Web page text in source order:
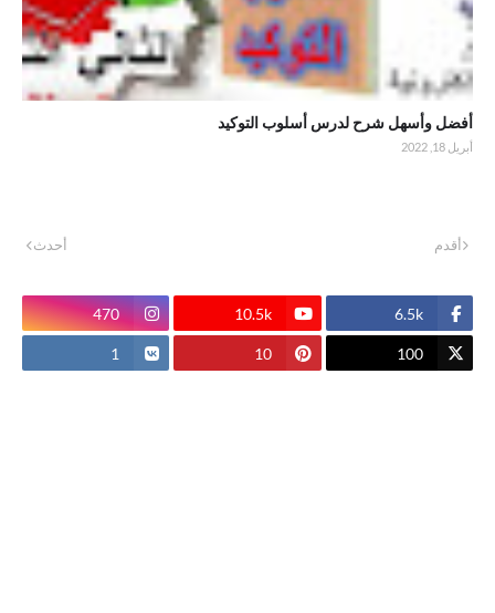
أفضل وأسهل شرح لدرس أسلوب التوكيد
أبريل 18, 2022
أحدث أقدم
6.5k
10.5k
470
100
10
1